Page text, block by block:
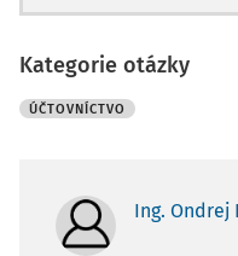
Kategorie otázky
ÚČTOVNÍCTVO
Ing. Ondrej